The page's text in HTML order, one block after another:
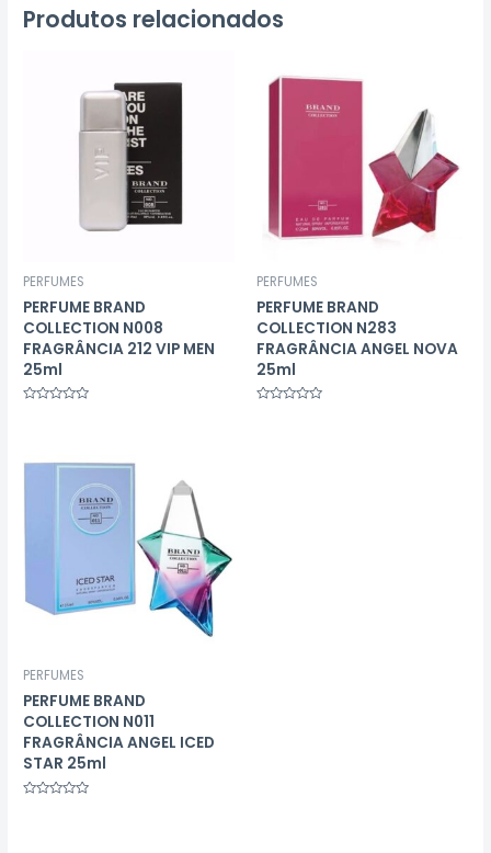
Produtos relacionados
PERFUMES
PERFUME BRAND
COLLECTION N008
FRAGRÂNCIA 212 VIP MEN
25ml
PERFUMES
PERFUME BRAND
COLLECTION N283
FRAGRÂNCIA ANGEL NOVA
25ml
PERFUMES
PERFUME BRAND
COLLECTION N011
FRAGRÂNCIA ANGEL ICED
STAR 25ml